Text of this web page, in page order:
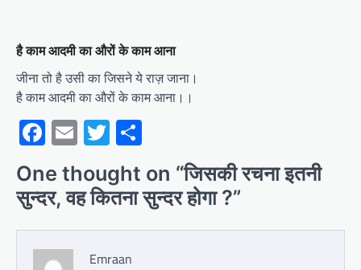
है काम आदमी का औरों के काम आना
जीना तो है उसी का जिसने ये राज़ जाना।
है काम आदमी का औरों के काम आना।।
Facebook
EmailTwitter
One thought on “जिसकी रचना इतनी
सुन्दर, वह कितना सुन्दर होगा ?”
Emraan